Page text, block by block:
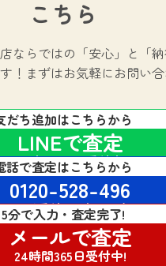
こちら
ならではの 「安心」と「
！ まずはお気軽にお問い
だち追加はこちらから
LINEで査定
24時間365日受付中!
話で査定はこちらから
0120-528-496
電話受付 24時間対応
5分で入力・査定完了!
メールで査定
24時間365日受付中!